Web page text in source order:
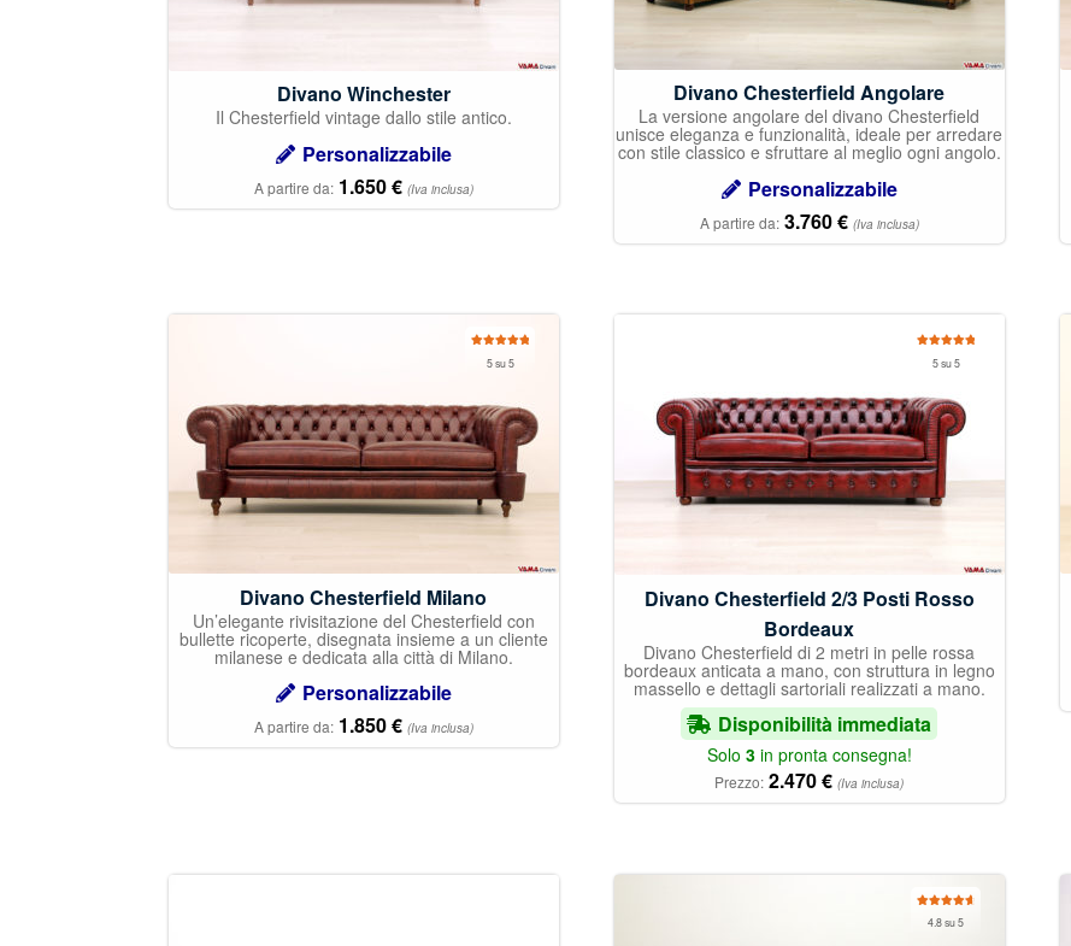
Divano Winchester
Il Chesterfield vintage dallo stile antico.
Personalizzabile
A partire da: 1.650€ (Iva inclusa)
Divano Chesterfield Angolare
La versione angolare del divano Chesterfield
unisce eleganza e funzionalità, ideale per arredare
con stile classico e sfruttare al meglio ogni angolo.
Personalizzabile
A partire da: 3.760€ (Iva inclusa)
5 su 5
Divano Chesterfield Milano
Un’elegante rivisitazione del Chesterfield con
bullette ricoperte, disegnata insieme a un cliente
milanese e dedicata alla città di Milano.
Personalizzabile
A partire da: 1.850€ (Iva inclusa)
5 su 5
Divano Chesterfield 2/3 Posti Rosso
Bordeaux
Divano Chesterfield di 2 metri in pelle rossa
bordeaux anticata a mano, con struttura in legno
massello e dettagli sartoriali realizzati a mano.
Disponibilità immediata
Solo 3in pronta consegna!
Prezzo: 2.470€ (Iva inclusa)
4.8 su 5